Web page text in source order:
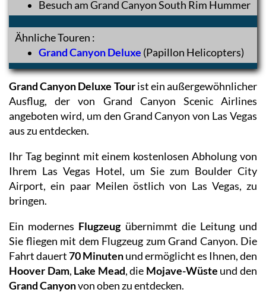
Besuch am Grand Canyon South Rim Hummer
Ähnliche Touren :
Grand Canyon Deluxe (Papillon Helicopters)
Grand Canyon Deluxe Tourist ein außergewöhnlicher
Ausflug, der von Grand Canyon Scenic Airlines
angeboten wird, um den Grand Canyon von Las Vegas
aus zu entdecken.
Ihr Tag beginnt mit einem kostenlosen Abholung von
Ihrem Las Vegas Hotel, um Sie zum Boulder City
Airport, ein paar Meilen östlich von Las Vegas, zu
bringen.
Ein modernes Flugzeugübernimmt die Leitung und
Sie fliegen mit dem Flugzeug zum Grand Canyon. Die
Fahrt dauert70 Minutenund ermöglicht es Ihnen, den
Hoover Dam, Lake Mead, die Mojave-Wüste und den
Grand Canyonvon oben zu entdecken.